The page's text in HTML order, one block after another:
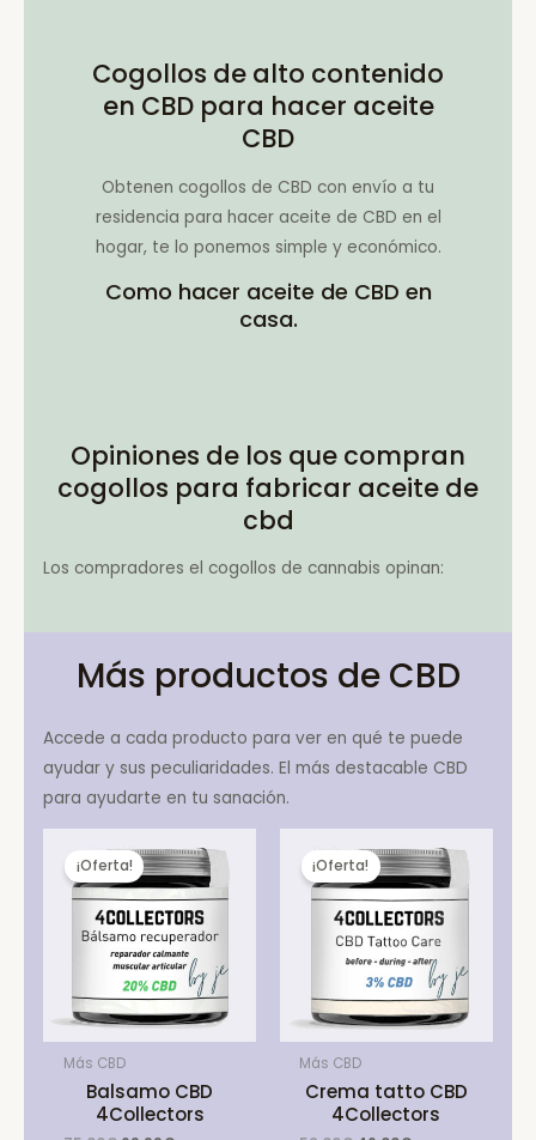
Cogollos de alto contenido
en CBD para hacer aceite
CBD
Obtenen cogollos de CBD con envío a tu
residencia para hacer aceite de CBD en el
hogar, te lo ponemos simple y económico.
Como hacer aceite de CBD en
casa.
Opiniones de los que compran
cogollos para fabricar aceite de
cbd
Los compradores el cogollos de cannabis opinan:
Más productos de CBD
Accede a cada producto para ver en qué te puede
ayudar y sus peculiaridades. El más destacable CBD
para ayudarte en tu sanación.
¡Oferta!
Más CBD
Balsamo CBD
4Collectors
¡Oferta!
Más CBD
Crema tatto CBD
4Collectors